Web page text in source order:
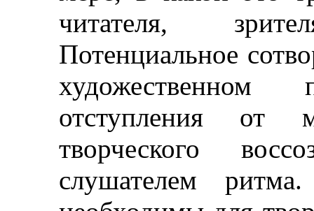
читателя,
Потенциальное
художественном
отступления от
творческого
слушателем